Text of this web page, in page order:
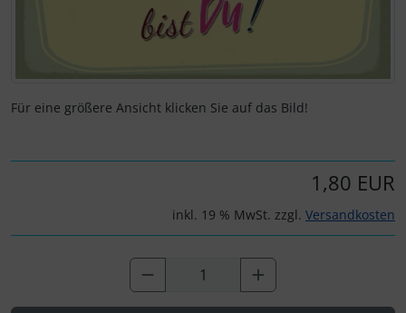
Für eine größere Ansicht klicken Sie auf das Bild!
1,80 EUR
inkl. 19 % MwSt. zzgl. Versandkosten
Postkarten - Weihnachten
Postkarten - Sonstiges
Klappkarten - Verschiedenes